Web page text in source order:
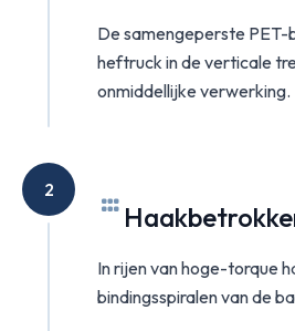
De samengeperste PET-
heftruck in de verticale
onmiddellijke verwerking.
2
In rijen van hoge-torque
bindingsspiralen van de